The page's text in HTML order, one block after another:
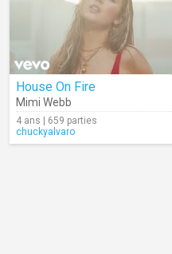
House On Fire
Mimi Webb
4 ans | 659 parties
chuckyalvaro